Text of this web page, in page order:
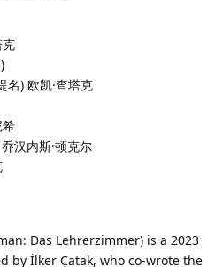
克
名) 欧凯·查塔克
希
汉内斯·顿克尔
Das Lehrerzimmer) is a 2023
by İlker Çatak, who co-wrote the